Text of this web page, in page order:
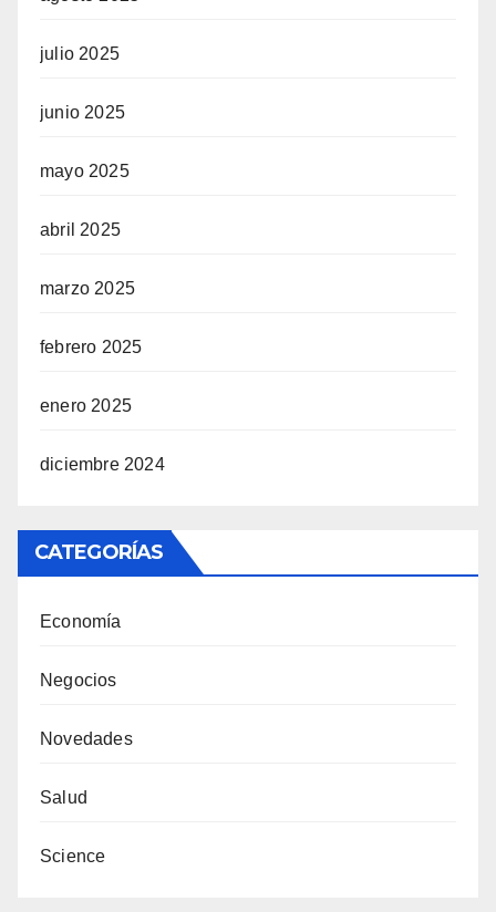
julio 2025
junio 2025
mayo 2025
abril 2025
marzo 2025
febrero 2025
enero 2025
diciembre 2024
CATEGORÍAS
Economía
Negocios
Novedades
Salud
Science